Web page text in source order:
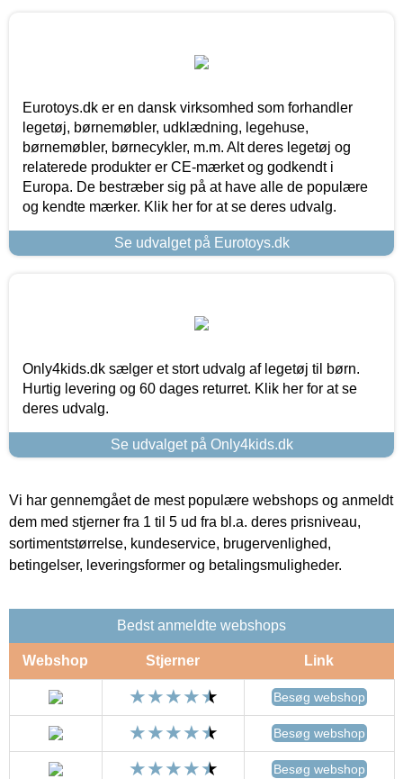
Eurotoys.dk er en dansk virksomhed som forhandler
legetøj, børnemøbler, udklædning, legehuse,
børnemøbler, børnecykler, m.m. Alt deres legetøj og
relaterede produkter er CE-mærket og godkendt i
Europa. De bestræber sig på at have alle de populære
og kendte mærker. Klik her for at se deres udvalg.
Se udvalget på Eurotoys.dk
Only4kids.dk sælger et stort udvalg af legetøj til børn.
Hurtig levering og 60 dages returret. Klik her for at se
deres udvalg.
Se udvalget på Only4kids.dk
Vi har gennemgået de mest populære webshops og anmeldt
dem med stjerner fra 1 til 5 ud fra bl.a. deres prisniveau,
sortimentstørrelse, kundeservice, brugervenlighed,
betingelser, leveringsformer og betalingsmuligheder.
Bedst anmeldte webshops
Webshop Stjerner Link
Besøg webshop
Besøg webshop
Besøg webshop